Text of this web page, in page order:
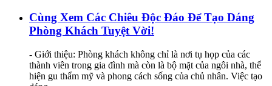
Cùng Xem Các Chiêu Độc Đáo Để Tạo Dáng
Phòng Khách Tuyệt Vời!
- Giới thiệu: Phòng khách không chỉ là nơi tụ họp của các
thành viên trong gia đình mà còn là bộ mặt của ngôi nhà, thể
hiện gu thẩm mỹ và phong cách sống của chủ nhân. Việc tạo